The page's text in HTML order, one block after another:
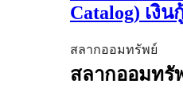
Catalog) เงิน
สลากออมทรัพย์
สลากออมทรั